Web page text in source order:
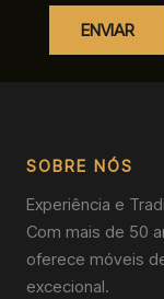
ENVIAR
SOBRE NÓS
Experiência e
Com mais de 50
oferece móveis
excecional.